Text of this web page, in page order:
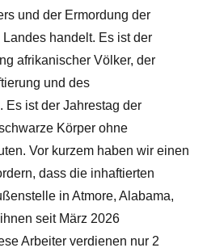
und der Ermordung der
handelt. Es ist der
afrikanischer Völker, der
und des
Es ist der Jahrestag der
Körper ohne
Vor kurzem haben wir einen
dass die inhaftierten
in Atmore, Alabama,
seit März 2026
Arbeiter verdienen nur 2